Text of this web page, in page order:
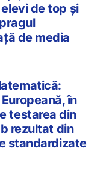
de top și
de media
în
testarea din
rezultat din
standardizate